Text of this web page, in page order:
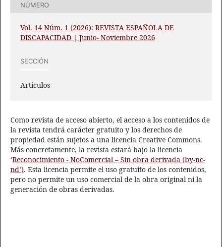
NÚMERO
Vol. 14 Núm. 1 (2026): REVISTA ESPAÑOLA DE
DISCAPACIDAD | Junio- Noviembre 2026
SECCIÓN
Artículos
Como revista de acceso abierto, el acceso a los contenidos de
la revista tendrá carácter gratuito y los derechos de
propiedad están sujetos a una licencia Creative Commons.
Más concretamente, la revista estará bajo la licencia
‘Reconocimiento - NoComercial – Sin obra derivada (by-nc-
nd’). Esta licencia permite el uso gratuito de los contenidos,
pero no permite un uso comercial de la obra original ni la
generación de obras derivadas.